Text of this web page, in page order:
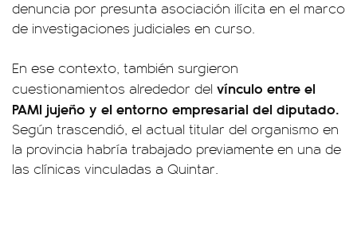
denuncia por presunta asociación ilícita en el marco
de investigaciones judiciales en curso.
En ese contexto, también surgieron
cuestionamientos alrededor del vínculo entre el
PAMI jujeño y el entorno empresarial del diputado.
Según trascendió, el actual titular del organismo en
la provincia habría trabajado previamente en una de
las clínicas vinculadas a Quintar.